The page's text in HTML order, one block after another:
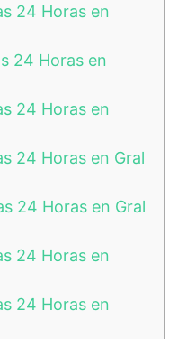
24 Horas en
24 Horas en
24 Horas en
24 Horas en Gral
24 Horas en Gral
24 Horas en
24 Horas en